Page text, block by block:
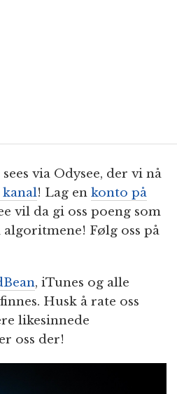
via Odysee, der vi nå
kanal! Lag en konto på
vil da gi oss poeng som
Følg oss på
, iTunes og alle
Husk å rate oss
likesinnede
oss der!